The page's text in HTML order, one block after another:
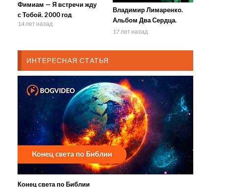
Фимиам — Я встречи жду
с Тобой. 2000 год
14 лет назад
Владимир Лимаренко.
Альбом Два Сердца.
2004
17 лет назад
ИНТЕРЕСНАЯ СТАТЬЯ
Конец света по Библии